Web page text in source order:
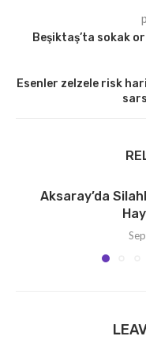
Beşiktaş’ta sokak
Esenler zelzele risk
Aksaray’da